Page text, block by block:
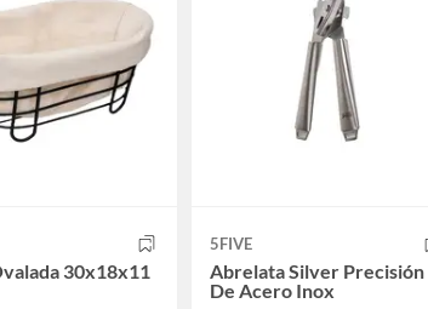
30x18x11
5FIVE
Abrelata Silver Precisión
De Acero Inox